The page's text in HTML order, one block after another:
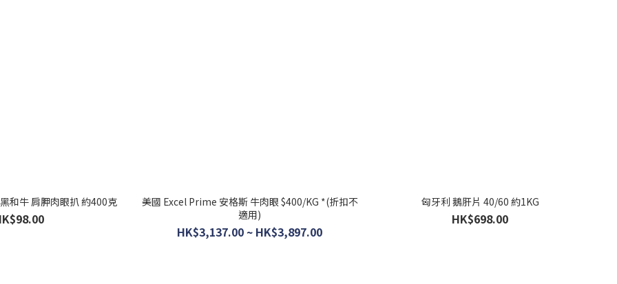
和牛 肩胛肉眼扒 約400克
美國 Excel Prime 安格斯 牛肉眼 $400/KG *(折扣不
適用)
HK$3,137.00 ~ HK$3,897.00
匈牙利 鵝肝片 40/60 約1KG
HK$698.00